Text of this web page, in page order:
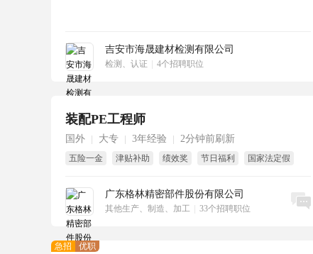
吉安市海晟建材检测有限公司
检测、认证 4个招聘职位
装配PE工程师
国外 大专 3年经验 2分钟前刷新
五险一金 津贴补助 绩效奖 节日福利
国家法定假
广东格林精密部件股份有限公司
其他生产、制造、加工 33个招聘职位
立即沟通
急招 优职